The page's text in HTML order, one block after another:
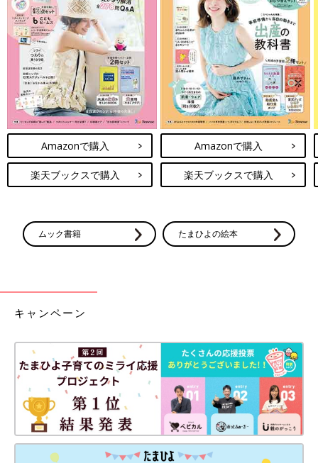
楽天ブックスで購入
前の話
肉入りいり豆腐【大
人2人＋子ども1人
分・幼児食レシピ】
次の話
離乳食で意識して取り
入れたい「鉄・カルシ
ウム・亜鉛」。その理
由は？おすすめ食材も
紹介【専門家】
Amazonで購入
楽天ブックスで購入
Amazonで購入
楽天ブックスで購入
ムック書籍 たまひよの絵本
キャンペーン